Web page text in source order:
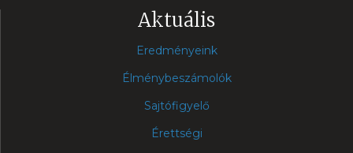
Aktuális
Eredményeink
Élménybeszámolók
Sajtófigyelő
Érettségi